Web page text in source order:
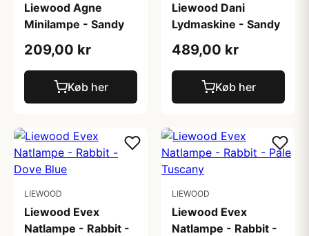
Liewood Agne
Minilampe - Sandy
209,00 kr
Køb her
Liewood Dani
Lydmaskine - Sandy
489,00 kr
Køb her
LIEWOOD
Liewood Evex
Natlampe - Rabbit -
LIEWOOD
Liewood Evex
Natlampe - Rabbit -